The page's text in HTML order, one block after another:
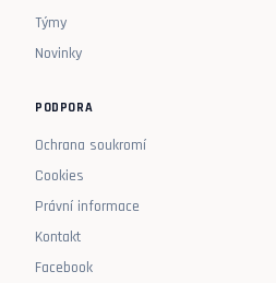
Týmy
Novinky
PODPORA
Ochrana soukromí
Cookies
Právní informace
Kontakt
Facebook